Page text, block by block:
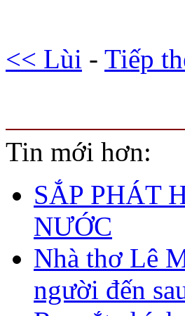
<< Lùi - Tiếp
Tin mới hơn:
SẮP PHÁT
NƯỚC
Nhà thơ Lê
người đến